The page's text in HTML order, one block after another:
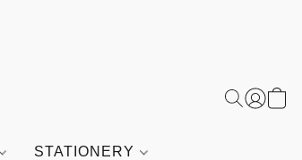
STATIONERY